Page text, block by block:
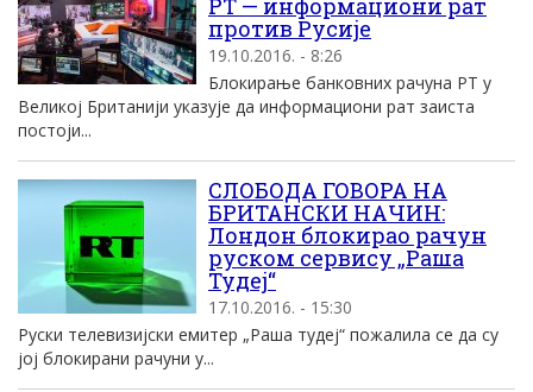
РТ — информациони рат
против Русије
19.10.2016. - 8:26
Блокирање банковних рачуна РТ у
Великој Британији указује да информациони рат заиста
постоји...
СЛОБОДА ГОВОРА НА
БРИТАНСКИ НАЧИН:
Лондон блокирао рачун
руском сервису „Раша
Тудеј“
17.10.2016. - 15:30
Руски телевизијски емитер „Раша тудеј“ пожалила се да су
јој блокирани рачуни у...